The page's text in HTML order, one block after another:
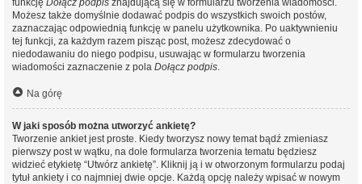
funkcję Dołącz podpis znajdującą się w formularzu tworzenia wiadomości.
Możesz także domyślnie dodawać podpis do wszystkich swoich postów,
zaznaczając odpowiednią funkcję w panelu użytkownika. Po uaktywnieniu
tej funkcji, za każdym razem pisząc post, możesz zdecydować o
niedodawaniu do niego podpisu, usuwając w formularzu tworzenia
wiadomości zaznaczenie z pola Dołącz podpis.
Na górę
W jaki sposób można utworzyć ankietę?
Tworzenie ankiet jest proste. Kiedy tworzysz nowy temat bądź zmieniasz
pierwszy post w wątku, na dole formularza tworzenia tematu będziesz
widzieć etykietę “Utwórz ankietę”. Kliknij ją i w otworzonym formularzu podaj
tytuł ankiety i co najmniej dwie opcje. Każdą opcję należy wpisać w nowym